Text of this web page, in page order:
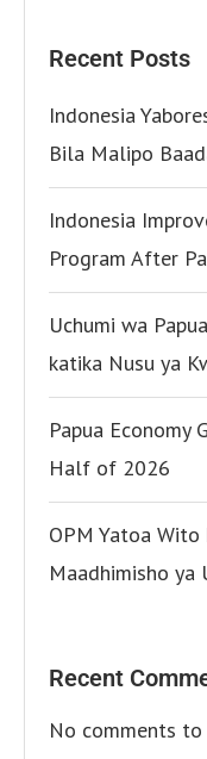
Recent Posts
Indonesia
Bila Malipo
Indonesia
Program After
Uchumi wa
katika Nusu ya
Papua Economy
Half of 2026
OPM Yatoa
Maadhimisho ya
Recent
No comments to